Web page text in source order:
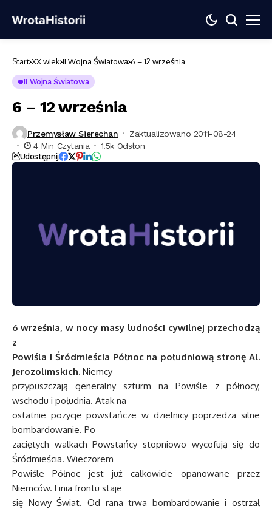
Start XX wiek II Wojna Światowa 6 – 12 września
II Wojna Światowa
6 – 12 września
Przemysław Sierechan
Zaktualizowano 2011-08-24
4 Min Czytania
1.5k Odsłon
Udostępnij
6 września, w nocy masy ludności cywilnej przechodzą
z
Powiśla i Śródmieścia Północ na południową stronę Al.
Jerozolimskich. Niemcy
przypuszczają generalny szturm na Powiśle z północy,
wschodu i południa. Atak na
ostatnie pozycje powstańcze w dzielnicy poprzedza silne
bombardowanie. Po
zaciętych walkach Powstańcy stopniowo wycofują się do
Śródmieścia. Wieczorem
Powiśle Północ jest już całkowicie opanowane przez
Niemców. Linia frontu staje
się Nowy Świat. Od rana trwa bombardowanie i ostrzał